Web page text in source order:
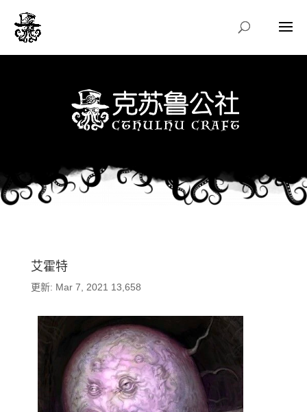
艾霍特
更新: Mar 7, 2021 13,658